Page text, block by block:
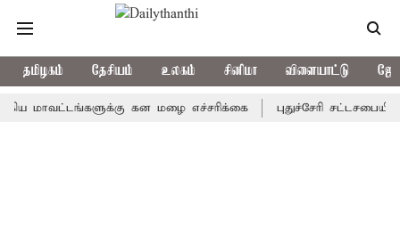
தமிழகம் தேசியம் உலகம் சினிமா விளையாட்டு
கன மழை எச்சரிக்கை புதுச்சேரி சட்டசபையில்